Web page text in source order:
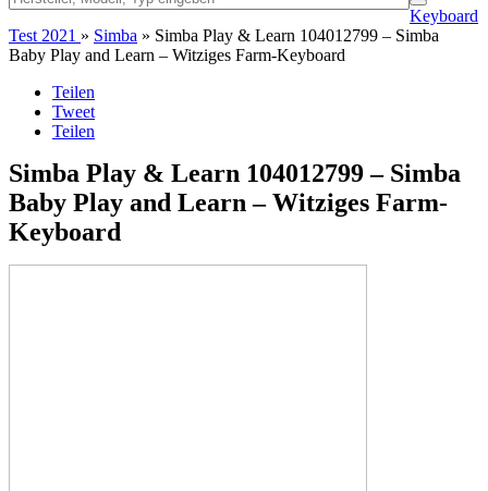
Keyboard
Test 2021 » Simba » Simba Play & Learn 104012799 – Simba
Baby Play and Learn – Witziges Farm-Keyboard
Teilen
Tweet
Teilen
Simba Play & Learn 104012799 – Simba
Baby Play and Learn – Witziges Farm-
Keyboard